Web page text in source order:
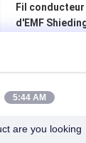
Fil conducteur
d'EMF
5:44 AM
are you looking